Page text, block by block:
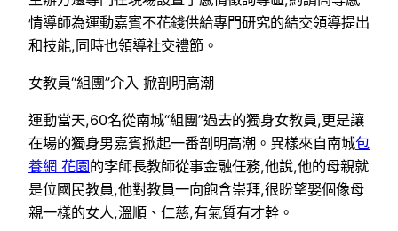
情導師為運動嘉賓不花錢供給專門研究的結交領導提出
和技能,同時也領導社交禮節。
女教員“組團”介入 掀剖明高潮
運動當天,60名從南城“組團”過去的獨身女教員,更是讓
在場的獨身男嘉賓掀起一番剖明高潮。異樣來自南城包
養網 花園的李師長教師從事金融任務,他說,他的母親就
是位國民教員,他對教員一向飽含崇拜,很盼望娶個像母
親一樣的女人,溫順、仁慈,有氣質有才幹。